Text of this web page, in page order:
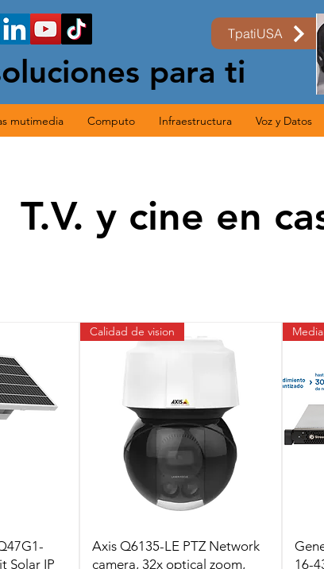
TpatiUSA
para ti
mutimedia Computo Infraestructura Voz y Datos
T.V. y cine en
Solar IP
Calidad de vision
Axis Q6135-LE PTZ Network
camera, 32x optical zoom,
16-